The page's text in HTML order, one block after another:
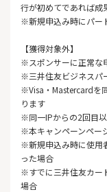
行が初めてであれば成
※新規申込み時にパー
【獲得対象外】
※スポンサーに正常な
※三井住友ビジネスパ
※Visa・Mastercardを
ります
※同一IPからの2回目
※本キャンペーンペー
※新規申込み時に使用
った場合
※すでに三井住友カー
場合